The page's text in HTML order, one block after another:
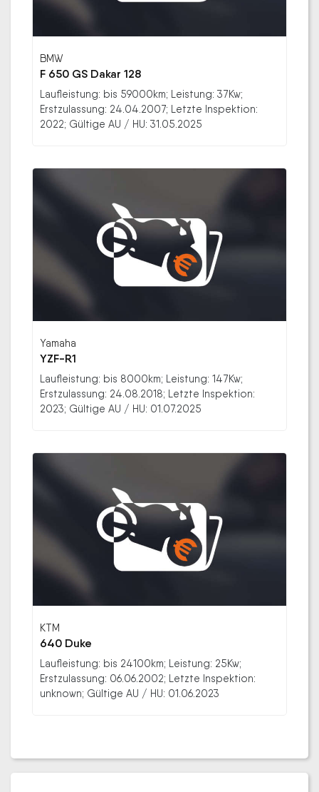
BMW
F 650 GS Dakar 128
Laufleistung: bis 59000km; Leistung: 37Kw;
Erstzulassung: 24.04.2007; Letzte Inspektion:
2022; Gültige AU / HU: 31.05.2025
Yamaha
YZF-R1
Laufleistung: bis 8000km; Leistung: 147Kw;
Erstzulassung: 24.08.2018; Letzte Inspektion:
2023; Gültige AU / HU: 01.07.2025
KTM
640 Duke
Laufleistung: bis 24100km; Leistung: 25Kw;
Erstzulassung: 06.06.2002; Letzte Inspektion:
unknown; Gültige AU / HU: 01.06.2023